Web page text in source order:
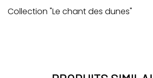
Collection "Le chant des dunes"